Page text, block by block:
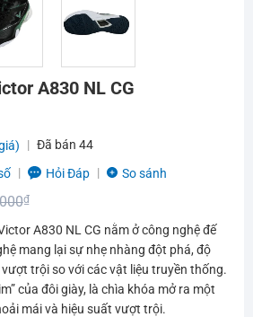
A830 NL CG
Đã bán 44
Hỏi Đáp So sánh
₫
A830 NL CG nằm ở công nghệ đế
mang lại sự nhẹ nhàng đột phá, độ
trội so với các vật liệu truyền thống.
của đôi giày, là chìa khóa mở ra một
mái và hiệu suất vượt trội.